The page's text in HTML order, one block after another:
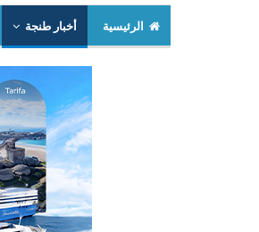
الرئيسية أخبار طنجة